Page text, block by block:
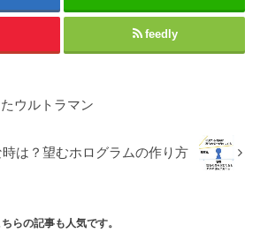
feedly
ウルトラマン
時は？望むホログラムの作り方
ちらの記事も人気です。